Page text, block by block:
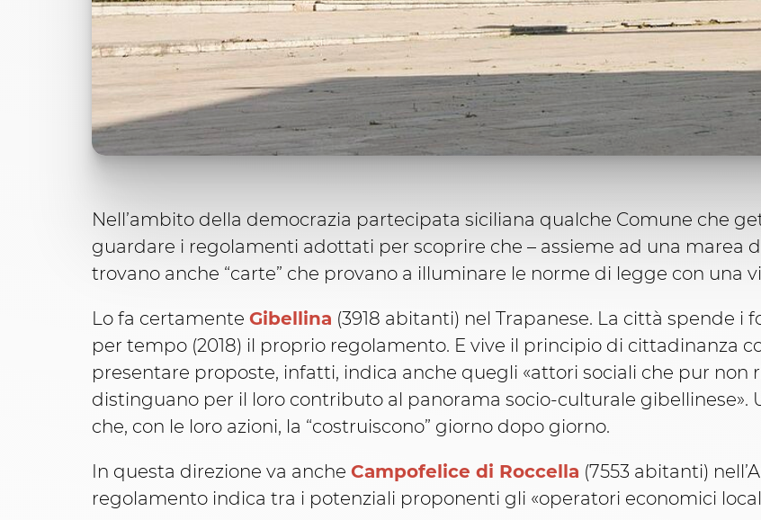
Nell’ambito della democrazia partecipata siciliana qualche Comune che
guardare i regolamenti adottati per scoprire che – assieme ad una marea
trovano anche “carte” che provano a illuminare le norme di legge con una
Lo fa certamente Gibellina (3918 abitanti) nel Trapanese. La città spende
per tempo (2018) il proprio regolamento. E vive il principio di cittadinanza
presentare proposte, infatti, indica anche quegli «attori sociali che pur non
distinguano per il loro contributo al panorama socio-culturale gibellinese».
che, con le loro azioni, la “costruiscono” giorno dopo giorno.
In questa direzione va anche Campofelice di Roccella (7553 abitanti)
regolamento indica tra i potenziali proponenti gli «operatori economici